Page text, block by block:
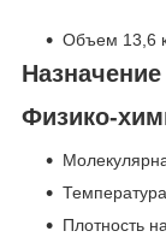
Объем 13,6
Физико-
Плотность